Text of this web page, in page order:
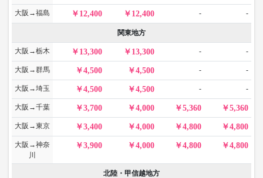
大阪→福島 12,400 12,400 - -
関東地方
大阪→栃木 13,300 13,300 - -
大阪→群馬 4,500 4,500 - -
大阪→埼玉 4,500 4,500 - -
大阪→千葉 3,700 4,000 5,360 5,360
大阪→東京 3,400 4,000 4,800 4,800
大阪→神奈
川
3,900 4,000 4,800 4,800
北陸・甲信越地方